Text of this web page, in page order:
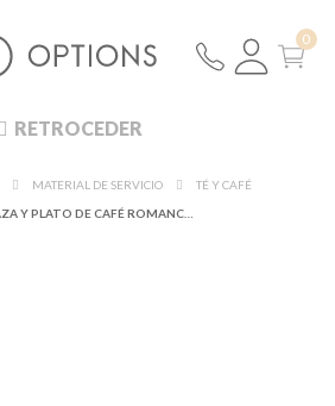
RETROCEDER
MATERIAL DE SERVICIO
TÉ Y CAFÉ